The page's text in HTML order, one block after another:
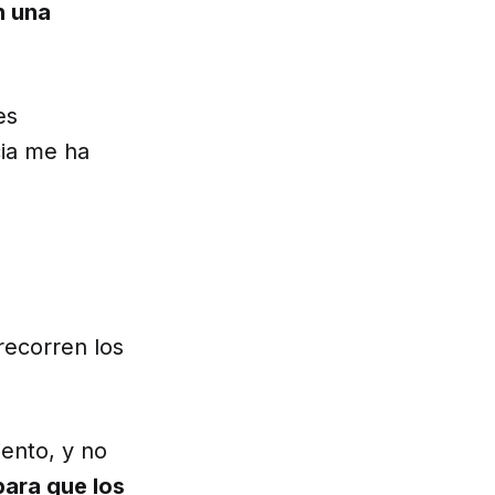
una
me ha
los
y no
que los